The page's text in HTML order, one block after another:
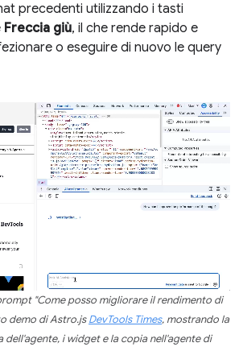
precedenti utilizzando i tasti
Freccia giù, il che rende rapido e
o eseguire di nuovo le query
"Come posso migliorare il rendimento di
demo di Astro.jsDevTools Times, mostrando la
dell'agente, i widget e la copia nell'agente di